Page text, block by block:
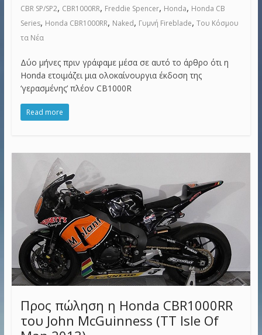
CBR SP/SP2, CBR1000RR, Freddie Spencer, Honda, Honda CB
Series, Honda CBR1000RR, Naked, Γυμνή Fireblade, Του Κόσμου
τα Νέα
Δύο μήνες πριν γράφαμε μέσα σε αυτό το άρθρο ότι η
Honda ετοιμάζει μια ολοκαίνουργια έκδοση της
‘γερασμένης’ πλέον CB1000R
Read more
Προς πώληση η Honda CBR1000RR
του John McGuinness (TT Isle Of